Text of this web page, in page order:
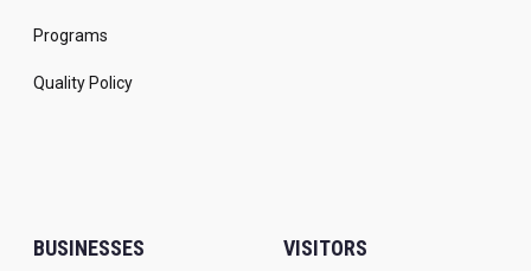
Programs
Quality Policy
BUSINESSES VISITORS